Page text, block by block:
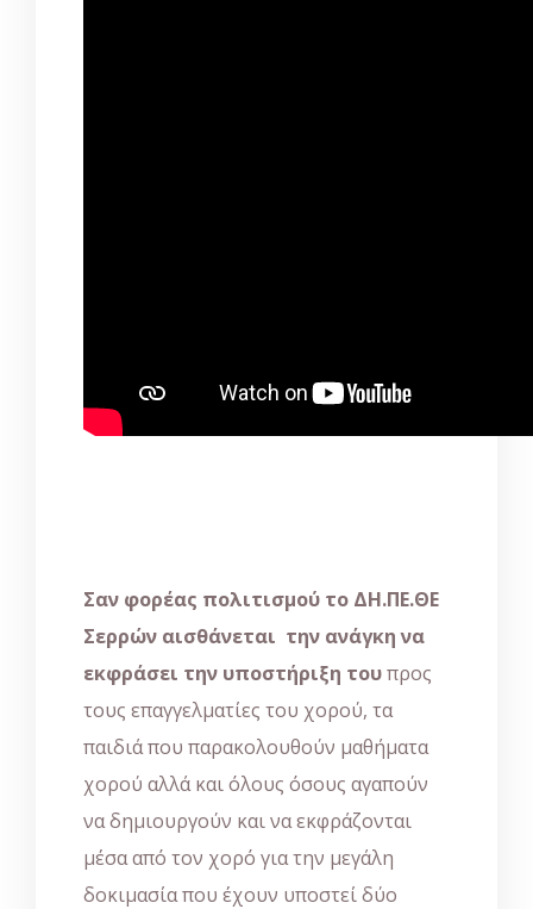
Σαν φορέας πολιτισμού το ΔΗ.ΠΕ.ΘΕ
Σερρών αισθάνεται την ανάγκη να
εκφράσει την υποστήριξη τουπρος
τους επαγγελματίες του χορού, τα
παιδιά που παρακολουθούν μαθήματα
χορού αλλά και όλους όσους αγαπούν
να δημιουργούν και να εκφράζονται
μέσα από τον χορό για την μεγάλη
δοκιμασία που έχουν υποστεί δύο